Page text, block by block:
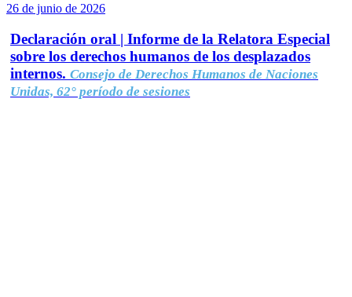
26 de junio de 2026
Declaración oral | Informe de la Relatora Especial
sobre los derechos humanos de los desplazados
internos. Consejo de Derechos Humanos de Naciones
Unidas, 62° período de sesiones